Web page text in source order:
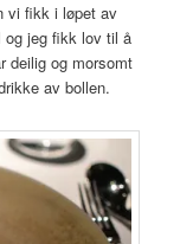
vi fikk i løpet av
og jeg fikk lov til å
deilig og morsomt
av bollen.